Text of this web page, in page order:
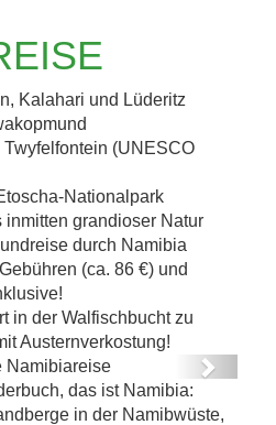
Kalahari und Lüderitz
(UNESCO
Nationalpark
inmitten grandioser Natur
durch Namibia
(ca. 86 €) und
in der Walfischbucht zu
Austernverkostung!
Große Namibiareise
Next
das ist Namibia:
in der Namibwüste,